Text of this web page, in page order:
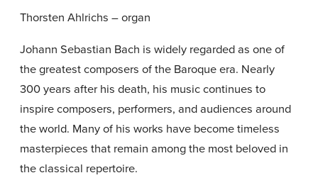
Thorsten Ahlrichs – organ
Johann Sebastian Bach is widely regarded as one of
the greatest composers of the Baroque era. Nearly
300 years after his death, his music continues to
inspire composers, performers, and audiences around
the world. Many of his works have become timeless
masterpieces that remain among the most beloved in
the classical repertoire.